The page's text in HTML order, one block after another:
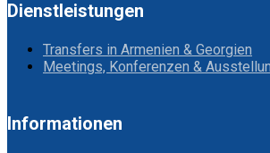
Dienstleistungen
Transfers in Armenien & Georgien
Meetings, Konferenzen &
Informationen